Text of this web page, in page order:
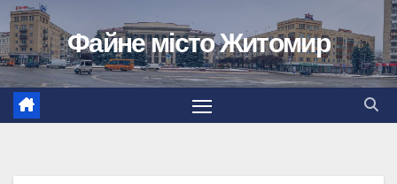
Перейти
до
вмісту
Файне місто Житомир